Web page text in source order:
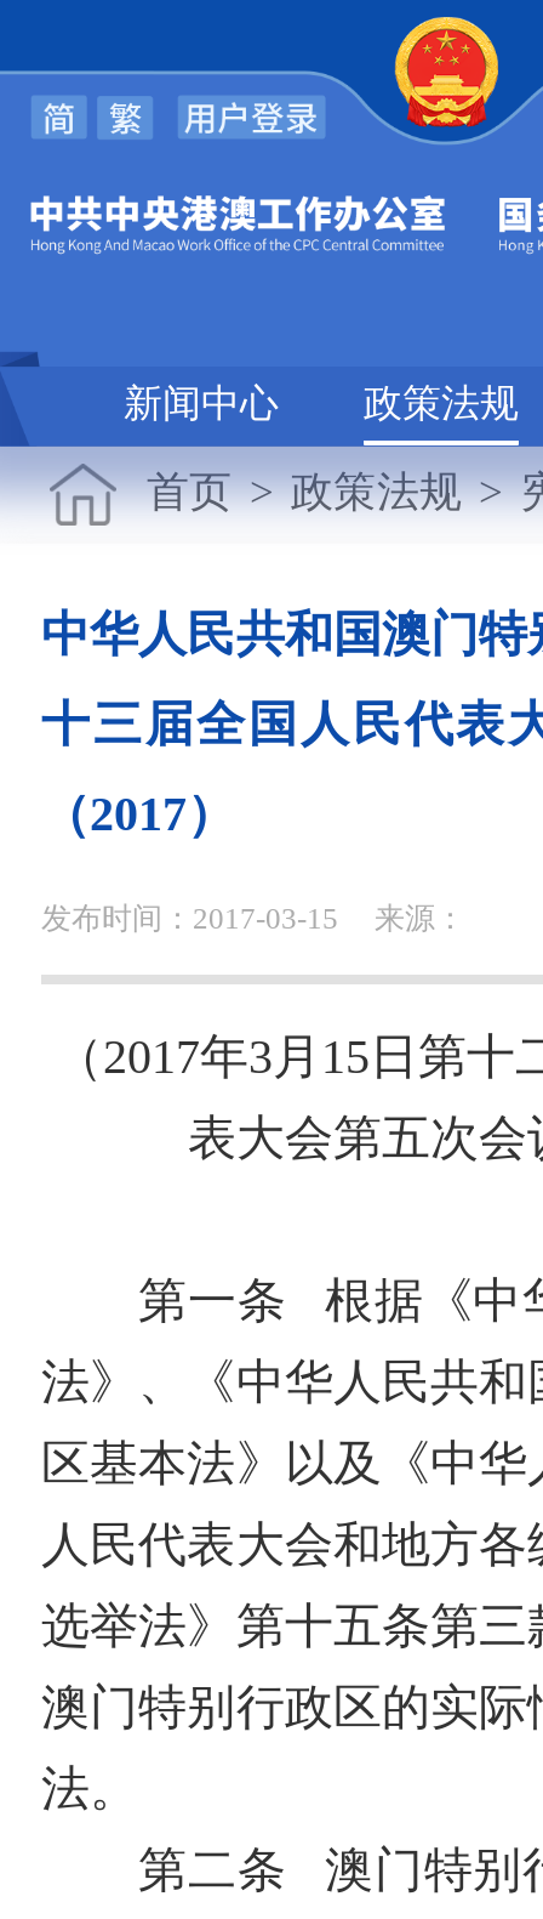
新闻中心 政策法规
首页>政策法规>
中华人民共和国澳门
十三届全国人民代表
（2017）
发布时间：2017-03-15 来源：
（2017年3月15日第
表大会第五次会
第一条 根据《中
法》、《中华人民共
区基本法》以及《中
人民代表大会和地方
选举法》第十五条第
澳门特别行政区的实
法。
第二条 澳门特别